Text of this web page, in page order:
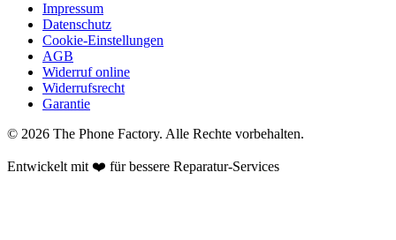
Impressum
Datenschutz
Cookie-Einstellungen
AGB
Widerruf online
Widerrufsrecht
Garantie
© 2026 The Phone Factory. Alle Rechte vorbehalten.
Entwickelt mit ❤️ für bessere Reparatur-Services